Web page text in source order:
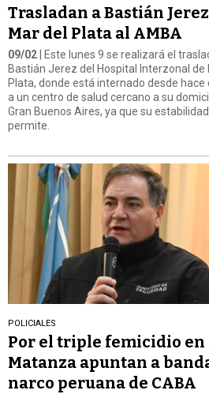
Trasladan a Bastián
Mar del Plata al AMBA
09/02 | Este lunes 9 se realizará el
Bastián Jerez del Hospital Interzonal de
Plata, donde está internado desde hace
a un centro de salud cercano a su
Gran Buenos Aires, ya que su
permite.
POLICIALES
Por el triple femicidio en
Matanza apuntan a
narco peruana de CABA